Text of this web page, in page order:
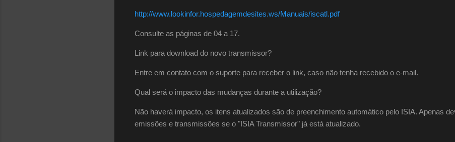
http://www.lookinfor.hospedagemdesites.ws/Manuais/iscatl.pdf
Consulte as páginas de 04 a 17.
Link para download do novo transmissor?
Entre em contato com o suporte para receber o link, caso não tenha recebido o e-mail.
Qual será o impacto das mudanças durante a utilização?
Não haverá impacto, os itens atualizados são de preenchimento automático pelo ISIA. Apenas
emissões e transmissões se o "ISIA Transmissor" já está atualizado.